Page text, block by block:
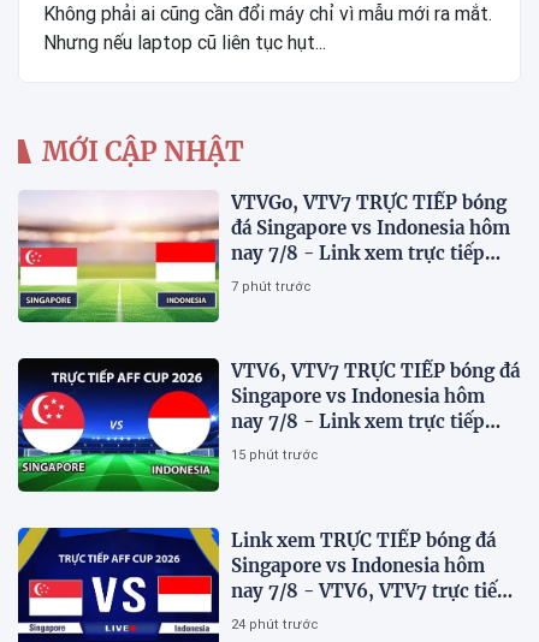
Không phải ai cũng cần đổi máy chỉ vì mẫu mới ra mắt.
Nhưng nếu laptop cũ liên tục hụt...
MỚI CẬP NHẬT
VTVGo, VTV7 TRỰC TIẾP bóng
đá Singapore vs Indonesia hôm
nay 7/8 - Link xem trực tiếp
AFF Cup 2026 mới nhất
7 phút trước
VTV6, VTV7 TRỰC TIẾP bóng đá
Singapore vs Indonesia hôm
nay 7/8 - Link xem trực tiếp
AFF Cup 2026 mới nhất
15 phút trước
Link xem TRỰC TIẾP bóng đá
Singapore vs Indonesia hôm
nay 7/8 - VTV6, VTV7 trực tiếp
AFF Cup 2026
24 phút trước